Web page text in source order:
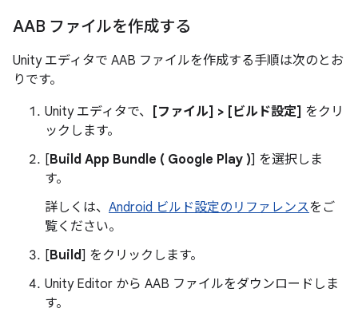
AAB ファイルを作成する
Unity エディタで AAB ファイルを作成する手順は次のとお
りです。
Unity エディタで、
[ファイル] > [ビルド設定] をクリ
ックします。
[Build App Bundle ( Google Play )] を選択しま
す。
詳しくは、 Android ビルド設定のリファレンスをご
覧ください。
[Build] をクリックします。
Unity Editor から AAB ファイルをダウンロードしま
す。